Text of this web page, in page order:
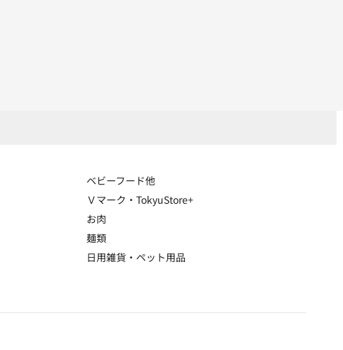
ベビーフード他
Ｖマーク・TokyuStore+
お肉
麺類
日用雑貨・ペット用品